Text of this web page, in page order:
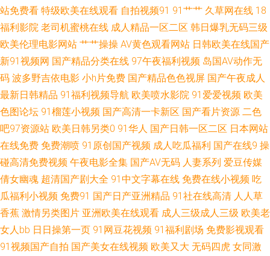
坛 超碰照片97导航 国产久草视频导航 欧美激情A图 五月天色不卡 91色淫网
超碰在线98国产 国产精品97 美女的bb 人妻东京热 五月天干逼网站2 91变态
软件 TS紫苑在线观看 九九视频在线 91产精品 国产唐伯虎萌白酱 欧美精品激
情视頻 日韩欧美另类视频 性福利导航 91精品观看视频 avtt自拍 国产精品27
另类av 日韩高清亚洲天堂 午夜性爱视频1久 91福利色区 99热最新网址 高清
日韩AV网址 久草亚洲欧美 欧美中字中文字幕 五月天亚洲色图 91黄站在线播
图另类图片 91免费站 欧美成人精品 老湿影院福利在线 91香蕉在线 果冻传媒
做爱 人免费超碰 午夜影院强奸 91日比 成人网址导航大全 黄色色情网站 免
站免费看 特级欧美在线观看 自拍视频91 91艹艹 久草网在线 18
福利影院 老司机蜜桃在线 成人精品一区二区 韩日爆乳无码三级
欧美伦理电影网站 艹艹操操 AV黄色观看网站 日韩欧美在线国产
新91视频网 国产精品分类在线 97午夜福利视频 岛国AV动作无
码 波多野吉依电影 小h片免费 国产精品色色视屏 国产午夜成人
最新日韩精品 91福利视频导航 欧美喷水影院 91爱爱视频 欧美
色图论坛 91榴莲小视频 国产高清一卡新区 国产看片资源 二色
吧97资源站 欧美日韩另类0 91华人 国产日韩一区二区 日本网站
在线免费 免费潮喷 91原创国产视频 成人吃瓜福利 国产在线9 操
碰高清免费视频 午夜电影全集 国产AV无码 人妻系列 爱豆传媒
倩女幽魂 超清国产剧大全 91中文字幕在线 免费在线小视频 吃
瓜福利小视频 免费91 国产日产亚洲精品 91社在线高清 人人草
香蕉 激情另类图片 亚洲欧美在线观看 成人三级成人三级 欧美老
女人bb 日日操第一页 91网豆花视频 91福利剧场 免费影视观看
91视频国产自拍 国产美女在线视频 欧美又大 无码四虎 女同激